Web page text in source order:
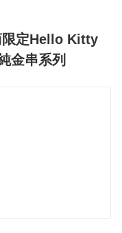
限定Hello Kitty
金串系列